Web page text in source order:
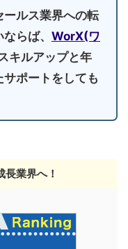
ールス業界への転
らば、 WorX(ワ
キルアップと年
ポートをしても
業界へ！